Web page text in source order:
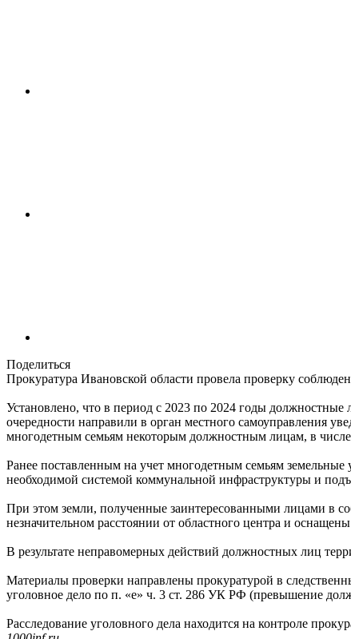
Поделиться
Прокуратура Ивановской области провела проверку
Установлено, что в период с 2023 по 2024 годы
очередности направили в орган местного самоуправления
многодетным семьям некоторым должностным лицам, в числе
Ранее поставленным на учет многодетным семьям земельные
необходимой системой коммунальной инфраструктуры и
При этом земли, полученные заинтересованными лицами в
незначительном расстоянии от областного центра и
В результате неправомерных действий должностных лиц
Материалы проверки направлены прокуратурой в
уголовное дело по п. «е» ч. 3 ст. 286 УК РФ (превышение
Расследование уголовного дела находится на контроле